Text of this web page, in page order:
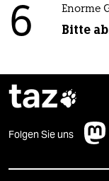
6 Enorme
Bitte
taz
Folgen Sie uns